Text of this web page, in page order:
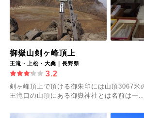
御嶽山剣ヶ峰頂上
王滝・上松・大桑｜長野県
3.2
剣ヶ峰頂上で頂ける御朱印には山頂3067米
王滝口の山頂にある御嶽神社とは名前は一...